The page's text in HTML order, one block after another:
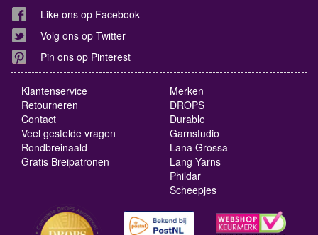
Like ons op Facebook
Volg ons op Twitter
Pin ons op Pinterest
Klantenservice
Retourneren
Contact
Veel gestelde vragen
Rondbreinaald
Gratis Breipatronen
Merken
DROPS
Durable
Garnstudio
Lana Grossa
Lang Yarns
Phildar
Scheepjes